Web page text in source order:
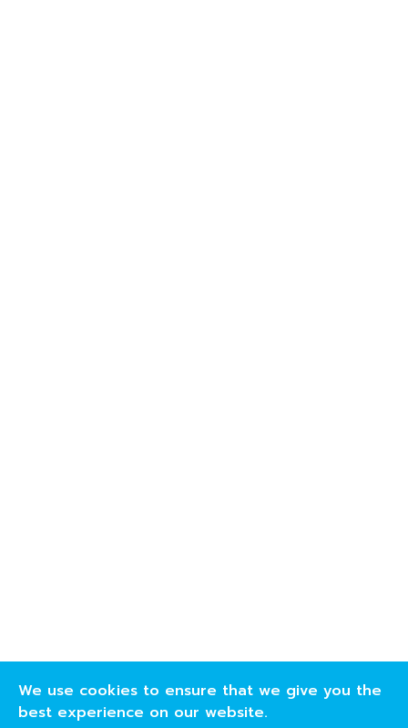
We use cookies to ensure that we give you the
best experience on our website.